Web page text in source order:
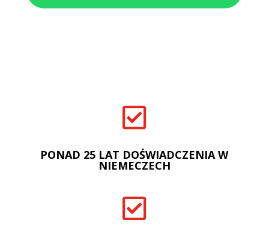

PONAD 25 LAT DOŚWIADCZENIA W
NIEMECZECH
